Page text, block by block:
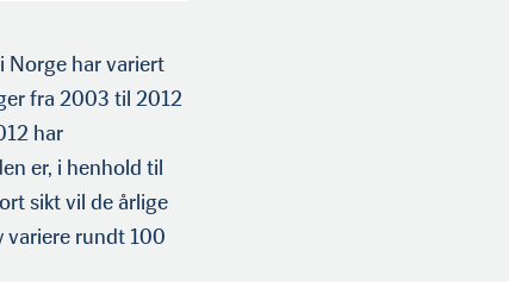
Norge har variert
fra 2003 til 2012
har
er, i henhold til
sikt vil de årlige
variere rundt 100